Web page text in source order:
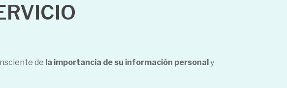
de la importancia de su información personaly